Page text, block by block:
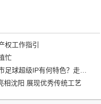
权工作指引
忙
相沈阳 展现优秀传统工艺